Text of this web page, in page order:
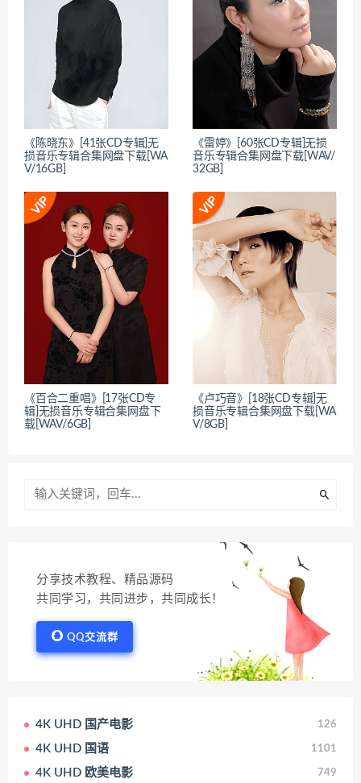
《陈晓东》[41张CD专辑]无
损音乐专辑合集网盘下载[WA
V/16GB]
《雷婷》[60张CD专辑]无损
音乐专辑合集网盘下载[WAV/
32GB]
《百合二重唱》[17张CD专
辑]无损音乐专辑合集网盘下
载[WAV/6GB]
《卢巧音》[18张CD专辑]无
损音乐专辑合集网盘下载[WA
V/8GB]
分享技术教程、精品源码
共同学习，共同进步，共同成长！
QQ交流群
4K UHD 国产电影 126
4K UHD 国语 1101
4K UHD 欧美电影 749